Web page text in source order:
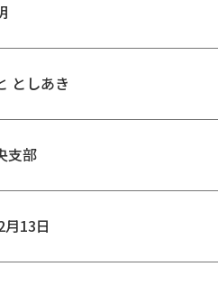
としあき
支部
13日